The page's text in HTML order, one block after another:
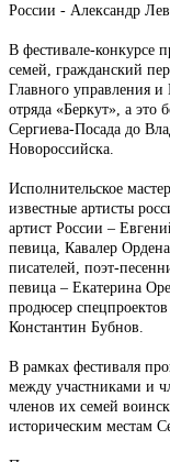
России - Александр
В фестивале-конкурсе
семей, гражданский
Главного управления
отряда «Беркут», а это
Сергиева-Посада до
Новороссийска.
Исполнительское
известные артисты
артист России –
певица, Кавалер
писателей, поэт-
певица – Екатерина
продюсер
Константин Бубнов.
В рамках фестиваля
между участниками и
членов их семей
историческим местам